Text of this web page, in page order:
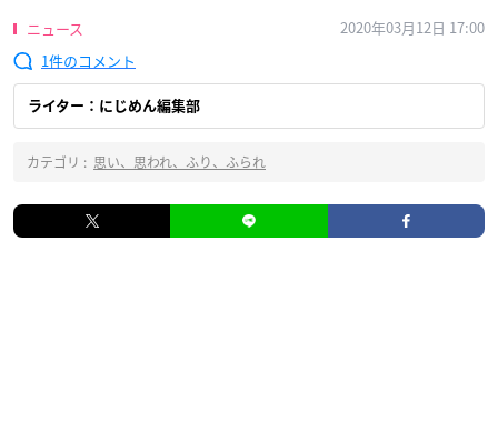
ニュース
2020年03月12日 17:00
1
ライター：にじめん編集部
カテゴリ : 思い、思われ、ふり、ふられ